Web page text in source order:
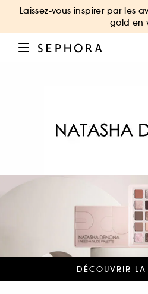
Laissez-vous inspirer par les
gold en
DÉCOUVRIR